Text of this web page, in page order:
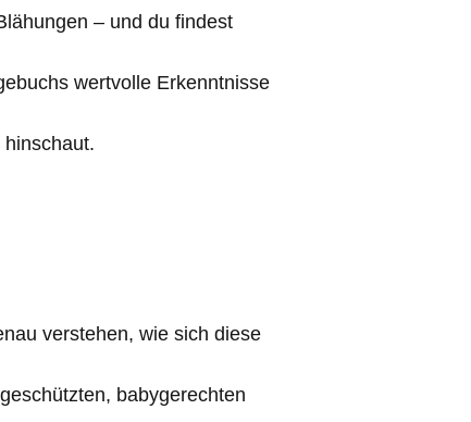
– und du findest
wertvolle Erkenntnisse
verstehen, wie sich diese
babygerechten